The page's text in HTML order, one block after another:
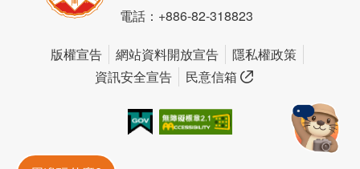
電話：+886-82-318823
版權宣告 網站資料開放宣告
隱私權政策
資訊安全宣告
民意信箱